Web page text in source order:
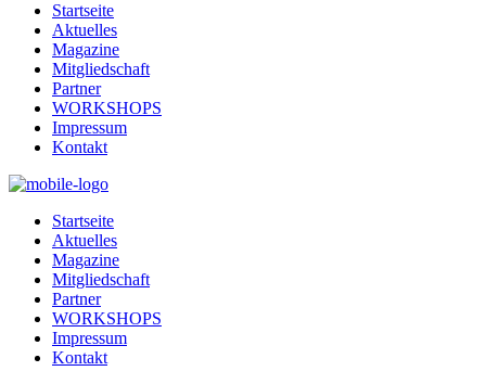
Startseite
Aktuelles
Magazine
Mitgliedschaft
Partner
WORKSHOPS
Impressum
Kontakt
Startseite
Aktuelles
Magazine
Mitgliedschaft
Partner
WORKSHOPS
Impressum
Kontakt